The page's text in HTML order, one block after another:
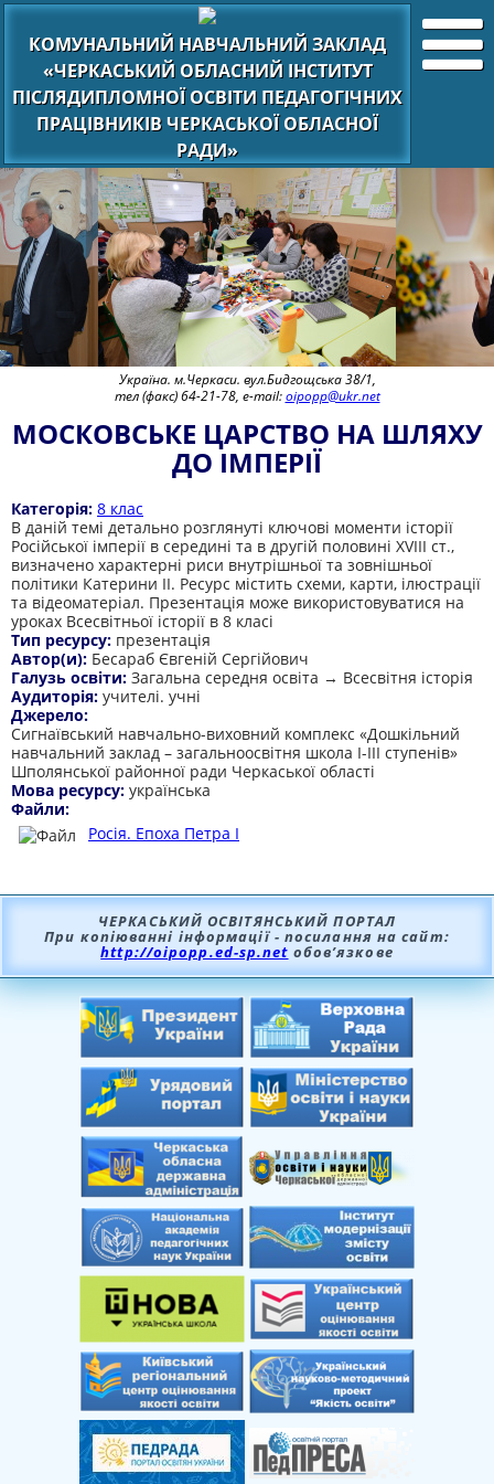
КОМУНАЛЬНИЙ НАВЧАЛЬНИЙ ЗАКЛАД
«ЧЕРКАСЬКИЙ ОБЛАСНИЙ ІНСТИТУТ
ПІСЛЯДИПЛОМНОЇ ОСВІТИ ПЕДАГОГІЧНИХ
ПРАЦІВНИКІВ ЧЕРКАСЬКОЇ ОБЛАСНОЇ
РАДИ»
Україна. м.Черкаси. вул.Бидгощська 38/1,
тел (факс) 64-21-78, e-mail:oipopp@ukr.net
МОСКОВСЬКЕ ЦАРСТВО НА ШЛЯХУ
ДО ІМПЕРІЇ
Категорія: 8 клас
В даній темі детально розглянуті ключові моменти історії
Російської імперії в середині та в другій половині ХVІІІ ст.,
визначено характерні риси внутрішньої та зовнішньої
політики Катерини ІІ. Ресурс містить схеми, карти, ілюстрації
та відеоматеріал. Презентація може використовуватися на
уроках Всесвітньої історії в 8 класі
Тип ресурсу: презентація
Автор(и): Бесараб Євгеній Сергійович
Галузь освіти: Загальна середня освіта → Всесвітня історія
Аудиторія: учителі. учні
Джерело:
Сигнаївський навчально-виховний комплекс «Дошкільний
навчальний заклад – загальноосвітня школа І-ІІІ ступенів»
Шполянської районної ради Черкаської області
Мова ресурсу: українська
Файли:
Росія. Епоха Петра І
ЧЕРКАСЬКИЙ ОСВІТЯНСЬКИЙ ПОРТАЛ
При копіюванні інформації - посилання на сайт:
http://oipopp.ed-sp.net обов’язкове